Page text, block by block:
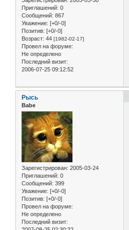
Приглашений: 0
Сообщений: 867
Уважение: [+0/-0]
Позитив: [+0/-0]
Возраст: 44 [1982-02-17]
Провел на форуме:
Не определено
Последний визит:
2006-07-25 09:12:52
Рысь
Babe
Зарегистрирован: 2005-03-24
Приглашений: 0
Сообщений: 399
Уважение: [+0/-0]
Позитив: [+0/-0]
Провел на форуме:
Не определено
Последний визит: